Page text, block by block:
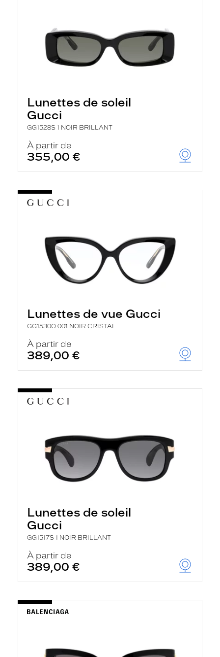
Lunettes de soleil
Gucci
GG1528S 1 NOIR BRILLANT
À partir de
355,00 €
Lunettes de vue Gucci
GG1530O 001 NOIR CRISTAL
À partir de
389,00 €
Lunettes de soleil
Gucci
GG1517S 1 NOIR BRILLANT
À partir de
389,00 €